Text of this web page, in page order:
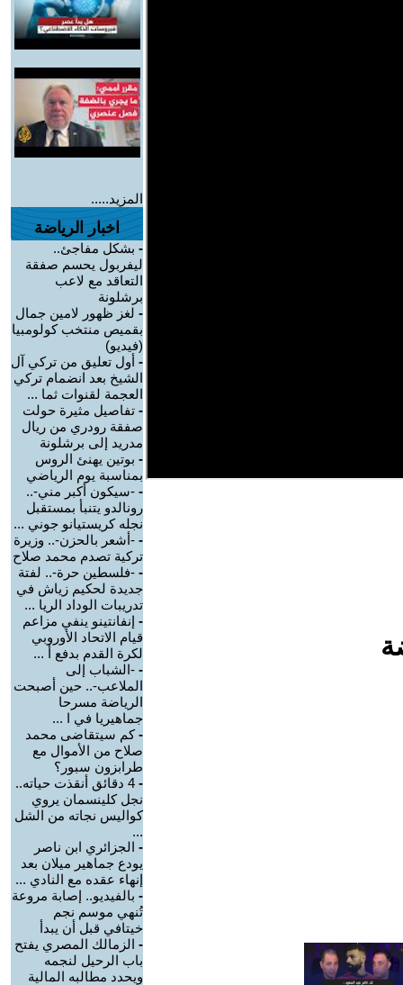
المزيد.....
اخبار الرياضة
- بشكل مفاجئ..
ليفربول يحسم صفقة
التعاقد مع لاعب
برشلونة
- لغز ظهور لامين جمال
بقميص منتخب كولومبيا
(فيديو)
- أول تعليق من تركي آل
الشيخ بعد انضمام تركي
العجمة لقنوات ثما ...
- تفاصيل مثيرة حولت
صفقة رودري من ريال
مدريد إلى برشلونة
- بوتين يهنئ الروس
بمناسبة يوم الرياضي
- -سيكون أكبر مني-..
رونالدو يتنبأ بمستقبل
نجله كريستيانو جوني ...
- -أشعر بالحزن-.. وزيرة
تركية تصدم محمد صلاح
- -فلسطين حرة-.. لفتة
جديدة لحكيم زياش في
تدريبات الوداد الريا ...
- إنفانتينو ينفي مزاعم
قيام الاتحاد الأوروبي
لكرة القدم بدفع أ ...
- -الشباب إلى
الملاعب-.. حين أصبحت
الرياضة مسرحا
جماهيريا في ا ...
-كم سيتقاضى محمد
صلاح من الأموال مع
طرابزون سبور؟
-
4 دقائق أنقذت حياته..
نجل كلينسمان يروي
كواليس نجاته من الشل
...
- الجزائري ابن ناصر
يودع جماهير ميلان بعد
إنهاء عقده مع النادي ...
- بالفيديو.. إصابة مروعة
تُنهي موسم نجم
خيتافي قبل أن يبدأ
- الزمالك المصري يفتح
باب الرحيل لنجمه
ويحدد مطالبه المالية